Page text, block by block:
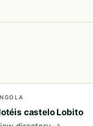
castelo Lobito